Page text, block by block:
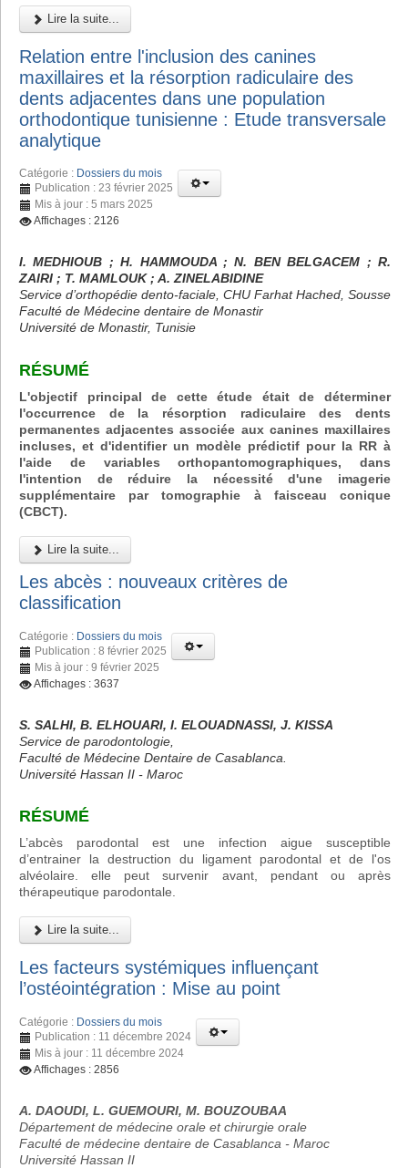
Lire la suite...
Relation entre l'inclusion des canines
maxillaires et la résorption radiculaire des
dents adjacentes dans une population
orthodontique tunisienne : Etude transversale
analytique
Catégorie : Dossiers du mois
Publication : 23 février 2025
Mis à jour : 5 mars 2025
Affichages : 2126
I. MEDHIOUB ; H. HAMMOUDA ; N. BEN BELGACEM ; R.
ZAIRI ; T. MAMLOUK ; A. ZINELABIDINE
Service d’orthopédie dento-faciale, CHU Farhat Hached, Sousse
Faculté de Médecine dentaire de Monastir
Université de Monastir, Tunisie
RÉSUMÉ
L'objectif principal de cette étude était de déterminer
l'occurrence de la résorption radiculaire des dents
permanentes adjacentes associée aux canines maxillaires
incluses, et d'identifier un modèle prédictif pour la RR à
l'aide de variables orthopantomographiques, dans
l'intention de réduire la nécessité d'une imagerie
supplémentaire par tomographie à faisceau conique
(CBCT).
Lire la suite...
Les abcès : nouveaux critères de
classification
Catégorie : Dossiers du mois
Publication : 8 février 2025
Mis à jour : 9 février 2025
Affichages : 3637
S. SALHI, B. ELHOUARI, I. ELOUADNASSI, J. KISSA
Service de parodontologie,
Faculté de Médecine Dentaire de Casablanca.
Université Hassan II - Maroc
RÉSUMÉ
L’abcès parodontal est une infection aigue susceptible
d’entrainer la destruction du ligament parodontal et de l'os
alvéolaire. elle peut survenir avant, pendant ou après
thérapeutique parodontale.
Lire la suite...
Les facteurs systémiques influençant
l’ostéointégration : Mise au point
Catégorie : Dossiers du mois
Publication : 11 décembre 2024
Mis à jour : 11 décembre 2024
Affichages : 2856
A. DAOUDI, L. GUEMOURI, M. BOUZOUBAA
Département de médecine orale et chirurgie orale
Faculté de médecine dentaire de Casablanca - Maroc
Université Hassan II